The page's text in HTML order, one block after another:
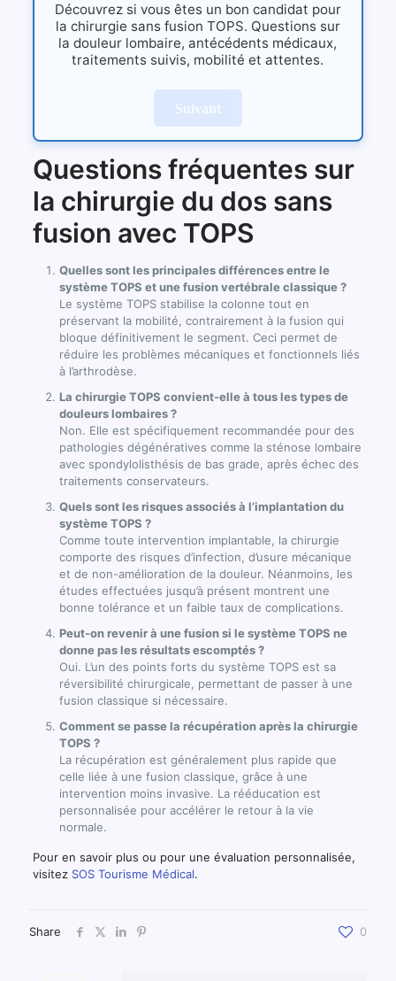
Découvrez si vous êtes un bon candidat pour
la chirurgie sans fusion TOPS. Questions sur
la douleur lombaire, antécédents médicaux,
traitements suivis, mobilité et attentes.
Suivant
Questions fréquentes sur
la chirurgie du dos sans
fusion avec TOPS
Quelles sont les principales différences entre le
système TOPS et une fusion vertébrale classique ?
Le système TOPS stabilise la colonne tout en
préservant la mobilité, contrairement à la fusion qui
bloque définitivement le segment. Ceci permet de
réduire les problèmes mécaniques et fonctionnels liés
à l’arthrodèse.
La chirurgie TOPS convient-elle à tous les types de
douleurs lombaires ?
Non. Elle est spécifiquement recommandée pour des
pathologies dégénératives comme la sténose lombaire
avec spondylolisthésis de bas grade, après échec des
traitements conservateurs.
Quels sont les risques associés à l’implantation du
système TOPS ?
Comme toute intervention implantable, la chirurgie
comporte des risques d’infection, d’usure mécanique
et de non-amélioration de la douleur. Néanmoins, les
études effectuées jusqu’à présent montrent une
bonne tolérance et un faible taux de complications.
Peut-on revenir à une fusion si le système TOPS ne
donne pas les résultats escomptés ?
Oui. L’un des points forts du système TOPS est sa
réversibilité chirurgicale, permettant de passer à une
fusion classique si nécessaire.
Comment se passe la récupération après la chirurgie
TOPS ?
La récupération est généralement plus rapide que
celle liée à une fusion classique, grâce à une
intervention moins invasive. La rééducation est
personnalisée pour accélérer le retour à la vie
normale.
Pour en savoir plus ou pour une évaluation personnalisée,
visitez SOS Tourisme Médical.
Share 0